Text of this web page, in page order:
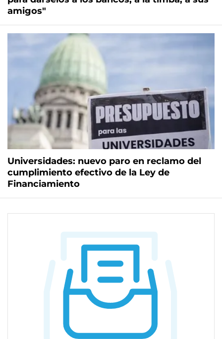
amigos"
Universidades: nuevo paro en reclamo del
cumplimiento efectivo de la Ley de
Financiamiento